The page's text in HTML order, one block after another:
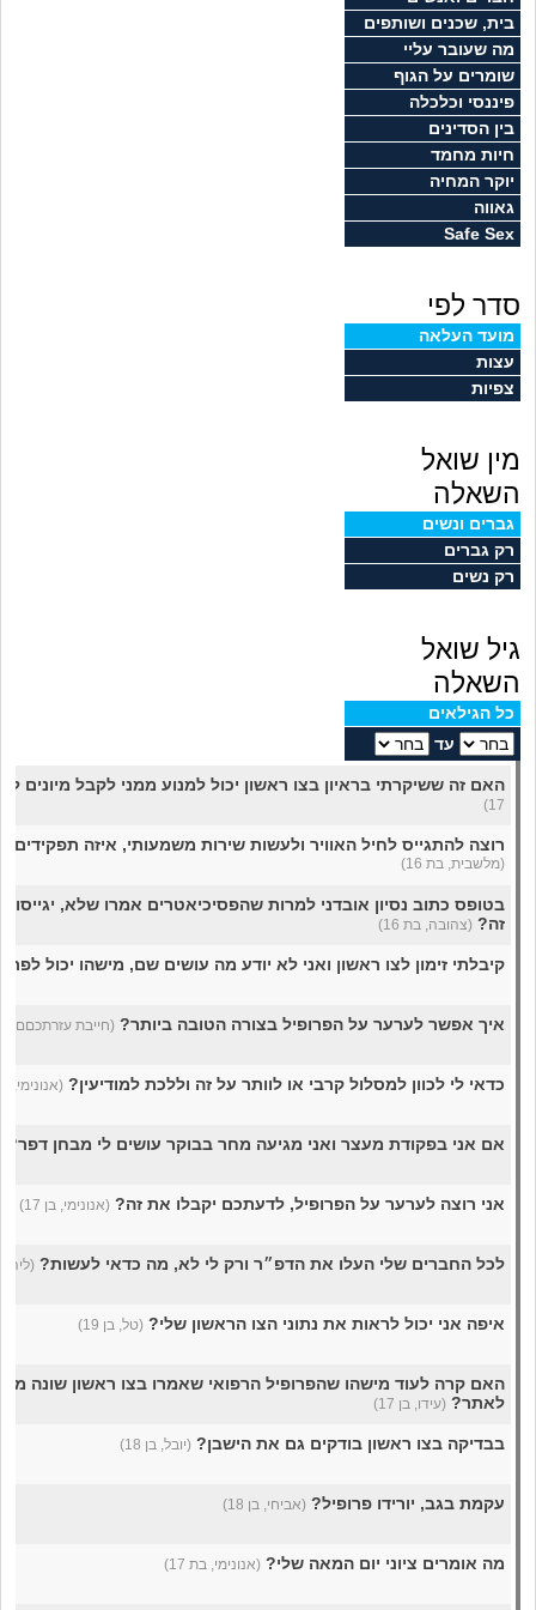
חיות מחמד
יוקר המחיה
גאווה
בית, שכנים ושותפים
מה שעובר עליי
שומרים על הגוף
פיננסי וכלכלה
בין הסדינים
חיות מחמד
יוקר המחיה
גאווה
Safe Sex
סדר לפי
מועד העלאה
עצות
צפיות
מין שואל
השאלה
גברים ונשים
רק גברים
רק נשים
גיל שואל
השאלה
כל הגילאים
עד
האם זה ששיקרתי בראיון בצו ראשון יכול למנוע ממני לקבל מיונים
17)
רוצה להתגייס לחיל האוויר ולעשות שירות משמעותי, איזה
(מלשבית, בת 16)
בטופס כתוב נסיון אובדני למרות שהפסיכיאטרים אמרו שלא, יגייסו
זה? (צהובה, בת 16)
קיבלתי זימון לצו ראשון ואני לא יודע מה עושים שם, מישהו יכול
איך אפשר לערער על הפרופיל בצורה הטובה ביותר? (חייבת עזרתכםם, בת
כדאי לי לכוון למסלול קרבי או לוותר על זה וללכת למודיעין? (אנונימי, בן
אם אני בפקודת מעצר ואני מגיעה מחר בבוקר עושים לי מבחן דפר?
אני רוצה לערער על הפרופיל, לדעתכם יקבלו את זה? (אנונימי, בן 17)
לכל החברים שלי העלו את הדפ״ר ורק לי לא, מה כדאי לעשות? (ליה,
איפה אני יכול לראות את נתוני הצו הראשון שלי? (טל, בן 19)
האם קרה לעוד מישהו שהפרופיל הרפואי שאמרו בצו ראשון שונה
לאתר? (עידו, בן 17)
בבדיקה בצו ראשון בודקים גם את הישבן? (יובל, בן 18)
עקמת בגב, יורידו פרופיל? (אביחי, בן 18)
מה אומרים ציוני יום המאה שלי? (אנונימי, בת 17)